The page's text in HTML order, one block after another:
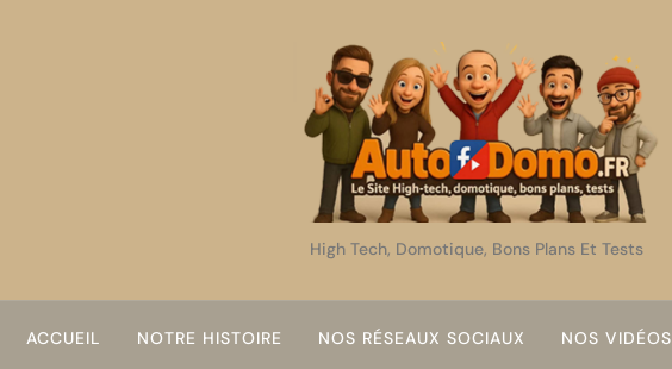
AutoDomo
High Tech, Domotique, Bons Plans Et Tests
ACCUEIL NOTRE HISTOIRE NOS RÉSEAUX SOCIAUX NOS VIDÉOS